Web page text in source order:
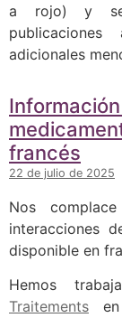
a rojo) y se
adicionales
francés
22 de julio de 2025
Nos
interacciones
disponible en
Hemos
Traitements